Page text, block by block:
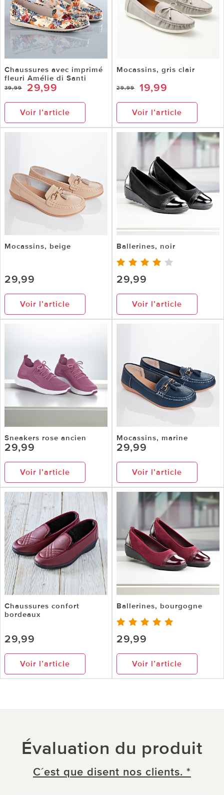
Chaussures avec imprimé
fleuri Amélie di Santi
39,99 29,99
Voir l’article
Mocassins, gris clair
29,99 19,99
Voir l’article
Mocassins, beige
29,99
Voir l’article
Ballerines, noir
29,99
Voir l’article
Sneakers rose ancien
29,99
Voir l’article
Mocassins, marine
29,99
Voir l’article
Chaussures confort
bordeaux
29,99
Voir l’article
Ballerines, bourgogne
29,99
Voir l’article
Évaluation du produit
C´est que disent nos clients. *